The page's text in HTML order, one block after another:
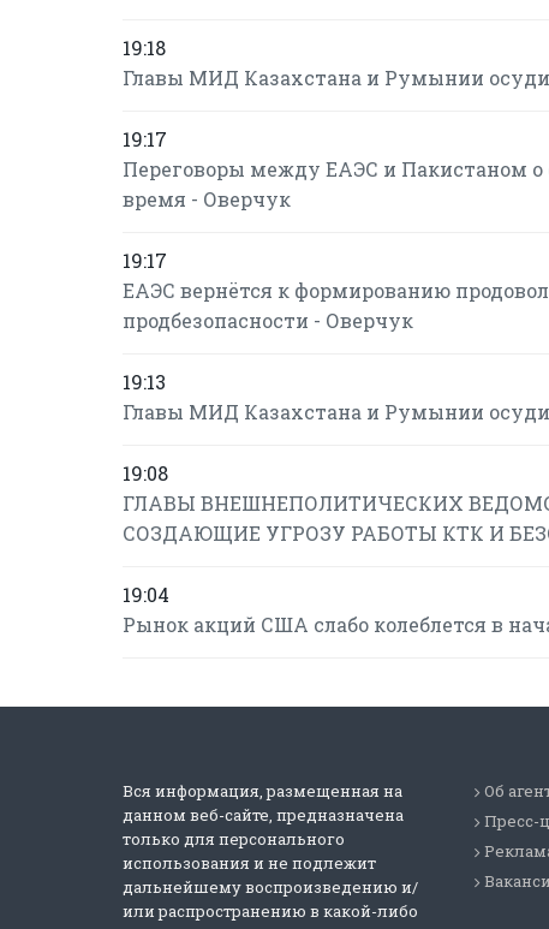
19:18
Главы МИД Казахстана и Румынии
19:17
Переговоры между ЕАЭС и Пакистаном о
время - Оверчук
19:17
ЕАЭС вернётся к формированию
продбезопасности - Оверчук
19:13
Главы МИД Казахстана и Румынии
19:08
ГЛАВЫ ВНЕШНЕПОЛИТИЧЕСКИХ
СОЗДАЮЩИЕ УГРОЗУ РАБОТЫ КТК И
19:04
Рынок акций США слабо колеблется в
Вся информация, размещенная на
данном веб-сайте, предназначена
только для персонального
использования и не подлежит
дальнейшему воспроизведению и/
или распространению в какой-либо
Об
Пресс-